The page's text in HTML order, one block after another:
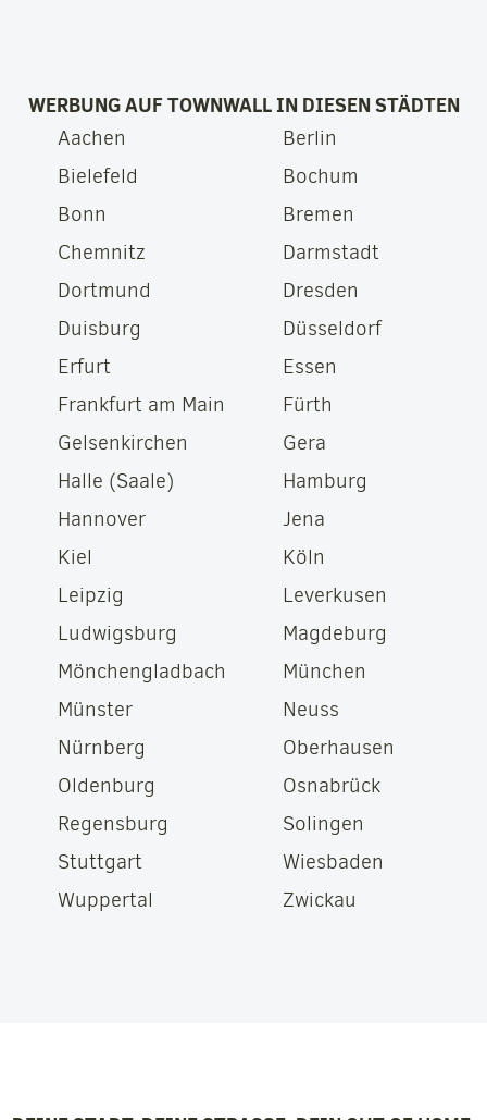
WERBUNG AUF TOWNWALL IN DIESEN STÄDTEN
Aachen
Berlin
Bielefeld
Bochum
Bonn
Bremen
Chemnitz
Darmstadt
Dortmund
Dresden
Duisburg
Düsseldorf
Erfurt
Essen
Frankfurt am Main
Fürth
Gelsenkirchen
Gera
Halle (Saale)
Hamburg
Hannover
Jena
Kiel
Köln
Leipzig
Leverkusen
Ludwigsburg
Magdeburg
Mönchengladbach
München
Münster
Neuss
Nürnberg
Oberhausen
Oldenburg
Osnabrück
Regensburg
Solingen
Stuttgart
Wiesbaden
Wuppertal
Zwickau